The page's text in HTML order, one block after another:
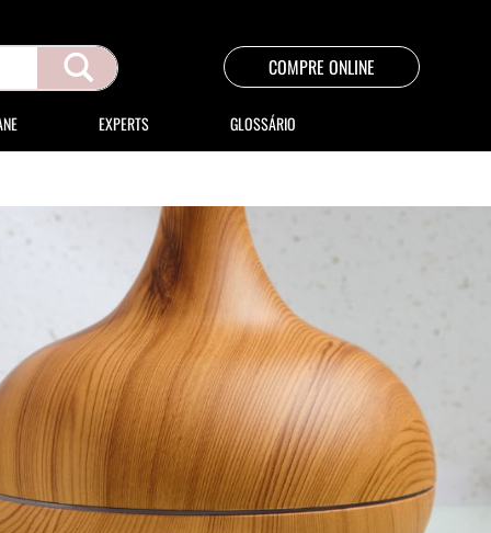
COMPRE ONLINE
EXPERTS GLOSSÁRIO